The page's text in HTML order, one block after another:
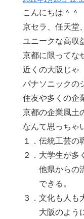
こんにちは＾＾
京セラ、任天堂
ユニークな高収
京都に限ってな
近くの大阪じゃ
パナソニックの
住友や多くの企
京都の企業風土
なんて思っちゃ
１．伝統工芸の
２．大学生が多
他県からの流
できる。
３．文化も人も
大阪のように